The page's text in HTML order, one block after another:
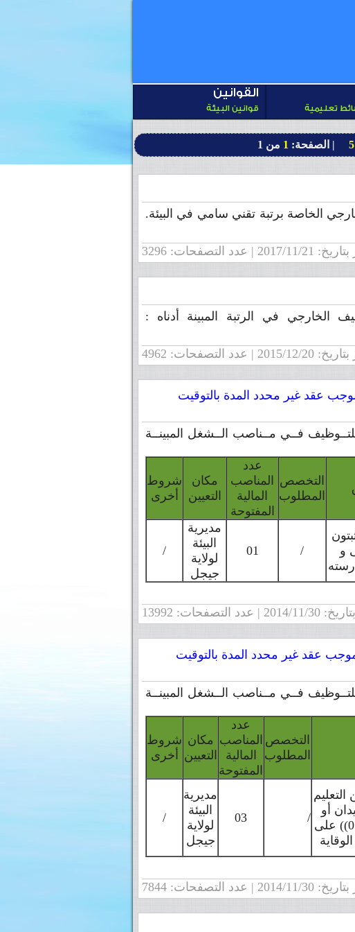
تعليمية
القوانين
قوانين البيئة
5 | الصفحة: 1 من 1
الخاصة برتبة تقني سامي في البيئة.
11/21 | عدد التصفحات: 3296
الخارجي في الرتبة المبينة أدناه :
12/20 | عدد التصفحات: 4962
عقد غير محدد المدة بالتوقيت
فــي مــناصب الــشغل المبينــة
التخصص
المطلوب
عدد
المناصب
المالية
المفتوحة
مكان
التعيين
شروط
أخرى
و
/
01
مديرية
البيئة
لولاية
جيجل
/
| عدد التصفحات: 13992
عقد غير محدد المدة بالتوقيت
فــي مــناصب الــشغل المبينــة
التخصص
المطلوب
عدد
المناصب
المالية
المفتوحة
مكان
التعيين
شروط
أخرى
أو
خبرة مهنية مدتها سنة واحدة01)) على
/
03
مديرية
البيئة
لولاية
جيجل
/
11/30 | عدد التصفحات: 7844